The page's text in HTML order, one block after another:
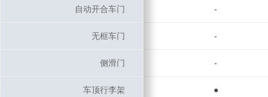
自动开合车门 -
无框车门 -
侧滑门 -
车顶行李架 ●
自动开合车门
无框车门
侧滑门
车顶行李架